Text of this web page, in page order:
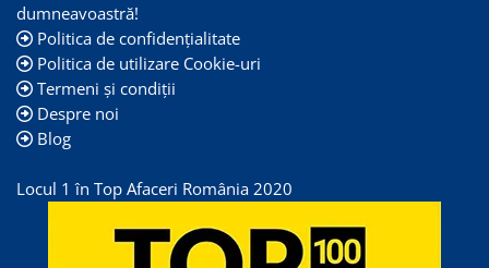
dumneavoastră!
Politica de confidențialitate
Politica de utilizare Cookie-uri
Termeni și condiții
Despre noi
Blog
Locul 1 în Top Afaceri România 2020